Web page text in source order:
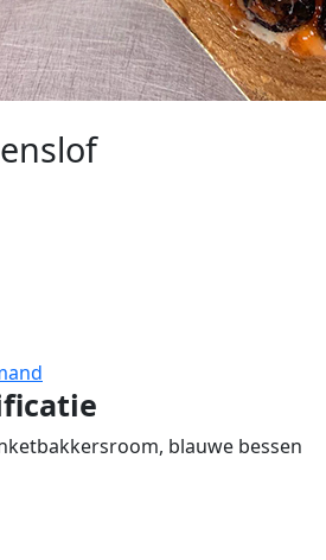
blauwe bessen